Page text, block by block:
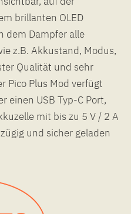
brillanten OLED
dem Dampfer alle
z.B. Akkustand, Modus,
Qualität und sehr
Pico Plus Mod verfügt
einen USB Typ-C Port,
mit bis zu 5 V / 2 A
und sicher geladen